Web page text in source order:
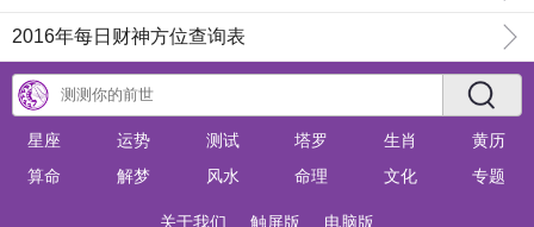
2016年每日财神方位查询表
星座 运势 测试 塔罗 生肖
黄历
算命
解梦 风水 命理 文化 专题
关于我们 触屏版 电脑版